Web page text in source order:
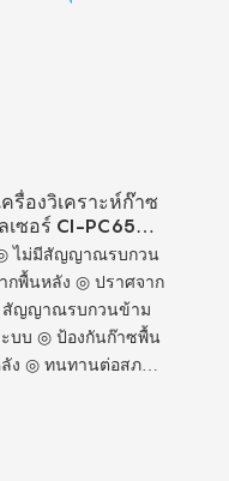
ครื่องวิเคราะห์ก๊าซ
เซอร์ CI-PC6500
รุ่นท็อป
ไม่มีสัญญาณรบกวน
กพื้นหลัง ◎ ปราศจาก
สัญญาณรบกวนข้าม
ะบบ ◎ ป้องกันก๊าซพื้น
ง ◎ ทนทานต่อสภาพ